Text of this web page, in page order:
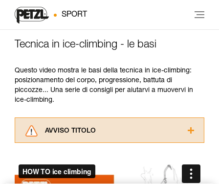
SPORT
Tecnica in ice-climbing - le basi
Questo video mostra le basi della tecnica in ice-climbing:
posizionamento del corpo, progressione, battuta di
piccozze... Una serie di consigli per aiutarvi a muovervi in
ice-climbing.
AVVISO TITOLO
consultarlo. Dovete aver compreso le
informazioni dell’istruzione tecnica per poter